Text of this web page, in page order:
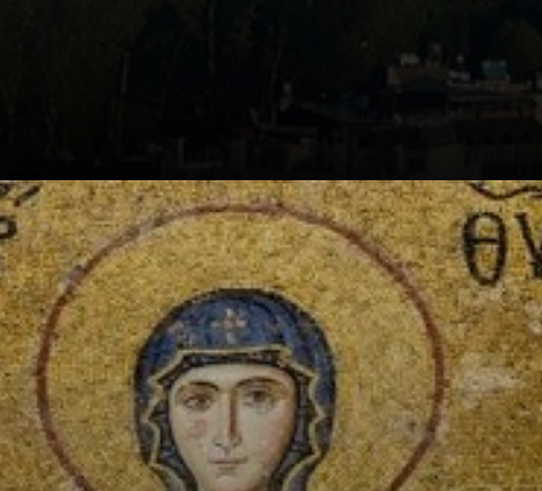
Quando
Justiniano viu a
obra pronta, ele
pirou! 'Venci-te